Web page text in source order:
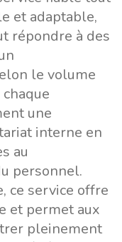
et adaptable,
répondre à des
le volume
une
interne en
au
personnel.
ce service offre
et permet aux
pleinement